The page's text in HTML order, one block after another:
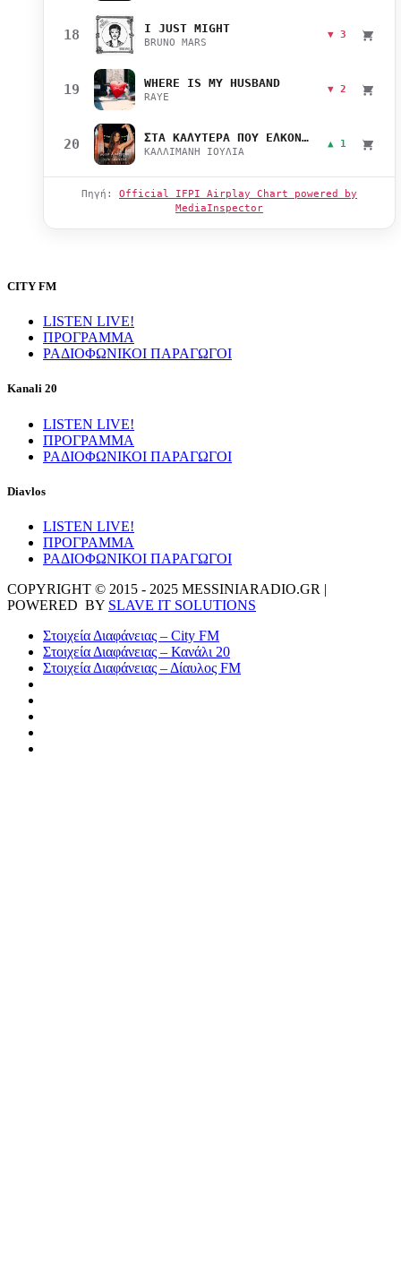
18 I JUST MIGHT
BRUNO MARS
▼ 3
19 WHERE IS MY HUSBAND
RAYE
▼ 2
20 ΣΤΑ ΚΑΛΥΤΕΡΑ ΠΟΥ ΕΛΚΟΝΤΑΙ
ΚΑΛΛΙΜΑΝΗ ΙΟΥΛΙΑ
▲ 1
Πηγή: Official IFPI Airplay Chart powered by
MediaInspector
CITY FM
LISTEN LIVE!
ΠΡΟΓΡΑΜΜΑ
ΡΑΔΙΟΦΩΝΙΚΟΙ ΠΑΡΑΓΩΓΟΙ
Kanali 20
LISTEN LIVE!
ΠΡΟΓΡΑΜΜΑ
ΡΑΔΙΟΦΩΝΙΚΟΙ ΠΑΡΑΓΩΓΟΙ
Diavlos
LISTEN LIVE!
ΠΡΟΓΡΑΜΜΑ
ΡΑΔΙΟΦΩΝΙΚΟΙ ΠΑΡΑΓΩΓΟΙ
COPYRIGHT © 2015 - 2025 MESSINIARADIO.GR |
POWERED BY SLAVE IT SOLUTIONS
Στοιχεία Διαφάνειας – City FM
Στοιχεία Διαφάνειας – Κανάλι 20
Στοιχεία Διαφάνειας – Δίαυλος FM